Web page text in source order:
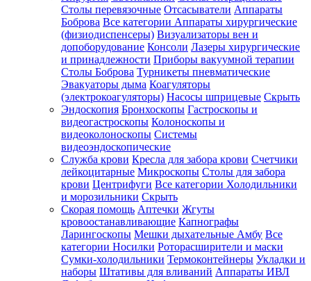
Столы перевязочные Отсасыватели Аппараты
Боброва Все категории Аппараты хирургические
(физиодиспенсеры) Визуализаторы вен и
допоборудование Консоли Лазеры хирургические
и принадлежности Приборы вакуумной терапии
Столы Боброва Турникеты пневматические
Эвакуаторы дыма Коагуляторы
(электрокоагуляторы) Насосы шприцевые Скрыть
Эндоскопия Бронхоскопы Гастроскопы и
видеогастроскопы Колоноскопы и
видеоколоноскопы Системы
видеоэндоскопические
Служба крови Кресла для забора крови Счетчики
лейкоцитарные Микроскопы Столы для забора
крови Центрифуги Все категории Холодильники
и морозильники Скрыть
Скорая помощь Аптечки Жгуты
кровоостанавливающие Капнографы
Ларингоскопы Мешки дыхательные Амбу Все
категории Носилки Роторасширители и маски
Сумки-холодильники Термоконтейнеры Укладки и
наборы Штативы для вливаний Аппараты ИВЛ